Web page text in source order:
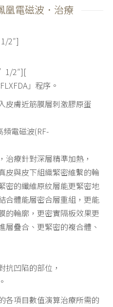
凰電磁波．治療
2″]
2″][
」程序。
皮膚近筋膜層刺激膠原蛋
電磁波(RF-
治療針對深層精準加熱，
皮與皮下組織緊密維繫的輪
密的纖維原紋層能更緊密地
合體能層密合層重組，更能
的輪廓，更密實隔板效果更
層疊合、更緊密的複合體、
抗凹陷的部位，
各項目數值演算治療所需的